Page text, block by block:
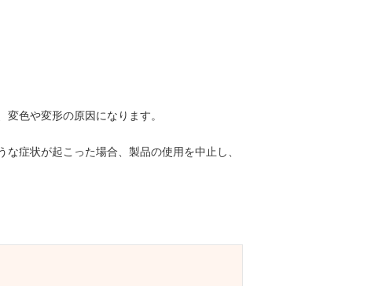
色や変形の原因になります。
症状が起こった場合、製品の使用を中止し、